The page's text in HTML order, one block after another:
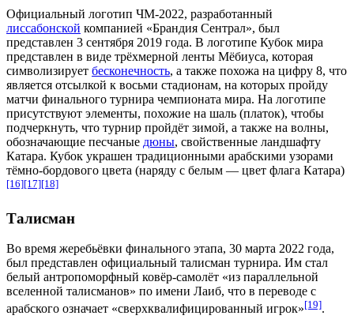
Официальный логотип ЧМ-2022, разработанный
лиссабонской компанией «Брандия Сентрал», был
представлен 3 сентября 2019 года. В логотипе Кубок мира
представлен в виде трёхмерной ленты Мёбиуса, которая
символизирует бесконечность, а также похожа на цифру 8, что
является отсылкой к восьми стадионам, на которых пройду
матчи финального турнира чемпионата мира. На логотипе
присутствуют элементы, похожие на шаль (платок), чтобы
подчеркнуть, что турнир пройдёт зимой, а также на волны,
обозначающие песчаные дюны, свойственные ландшафту
Катара. Кубок украшен традиционными арабскими узорами
тёмно-бордового цвета (наряду с белым — цвет флага Катара)
[16][17][18]
Талисман
Во время жеребьёвки финального этапа, 30 марта 2022 года,
был представлен официальный талисман турнира. Им стал
белый антропоморфный ковёр-самолёт «из параллельной
вселенной талисманов» по имени Лаиб, что в переводе с
арабского означает «сверхквалифицированный игрок»[19].